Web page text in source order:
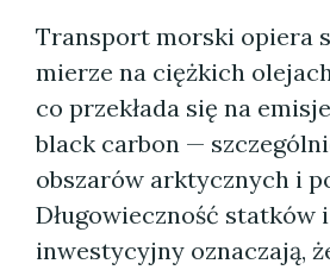
Transport morski opiera
mierze na ciężkich
co przekłada się na
black carbon —
obszarów arktycznych i
Długowieczność statków
inwestycyjny oznaczają,